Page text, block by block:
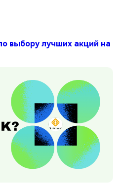
выбору лучших акций на